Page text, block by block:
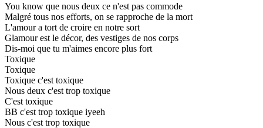
You know que nous deux ce n'est pas commode
Malgré tous nos efforts, on se rapproche de la mort
L'amour a tort de croire en notre sort
Glamour est le décor, des vestiges de nos corps
Dis-moi que tu m'aimes encore plus fort
Toxique
Toxique
Toxique c'est toxique
Nous deux c'est trop toxique
C'est toxique
BB c'est trop toxique iyeeh
Nous c'est trop toxique